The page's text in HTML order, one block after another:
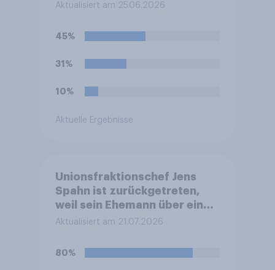
Aktualisiert am 25.06.2026
45%
31%
10%
Aktuelle Ergebnisse
Unionsfraktionschef Jens
Spahn ist zurückgetreten,
weil sein Ehemann über eine
Leihmutterschaft im Ausland
Deutschland ist die
Vermittlung und
Aktualisiert am 21.07.2026
80%